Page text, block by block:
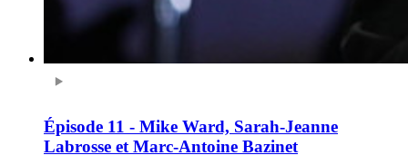
Épisode 11 - Mike Ward, Sarah-Jeanne
Labrosse et Marc-Antoine Bazinet